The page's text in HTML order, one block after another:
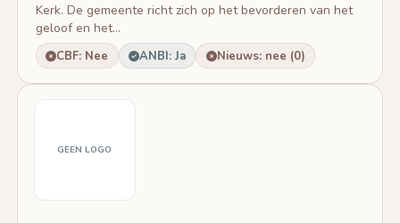
Kerk. De gemeente richt zich op het bevorderen van het
geloof en het...
CBF: Nee ANBI: Ja Nieuws: nee (0)
GEEN LOGO